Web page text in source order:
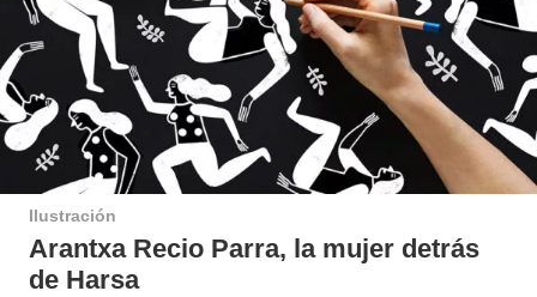
Ilustración
Arantxa Recio Parra, la mujer detrás
de Harsa